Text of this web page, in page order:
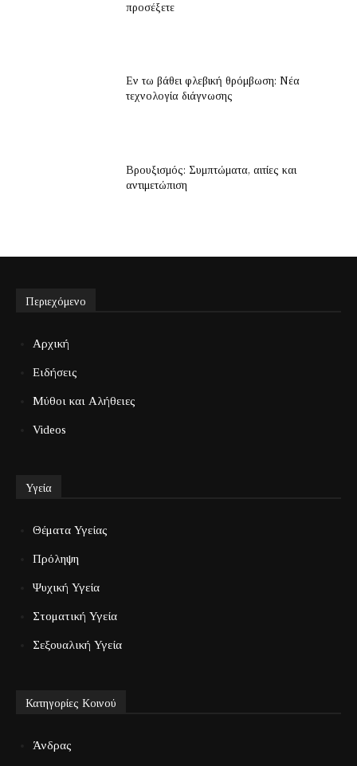
προσέξετε
Εν τω βάθει φλεβική θρόμβωση: Νέα
τεχνολογία διάγνωσης
Βρουξισμός: Συμπτώματα, αιτίες και
αντιμετώπιση
Περιεχόμενο
Αρχική
Ειδήσεις
Μύθοι και Αλήθειες
Videos
Υγεία
Θέματα Υγείας
Πρόληψη
Ψυχική Υγεία
Στοματική Υγεία
Σεξουαλική Υγεία
Κατηγορίες Κοινού
Άνδρας